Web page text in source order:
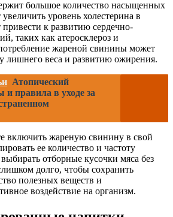
большое количество насыщенных
уровень холестерина в
к развитию сердечно-
таких как атеросклероз и
жареной свинины может
лишнего веса и развитию ожирения.
Атопический
и правила в уходе за
включить жареную свинину в свой
ее количество и частоту
отборные кусочки мяса без
долго, чтобы сохранить
полезных веществ и
воздействие на организм.